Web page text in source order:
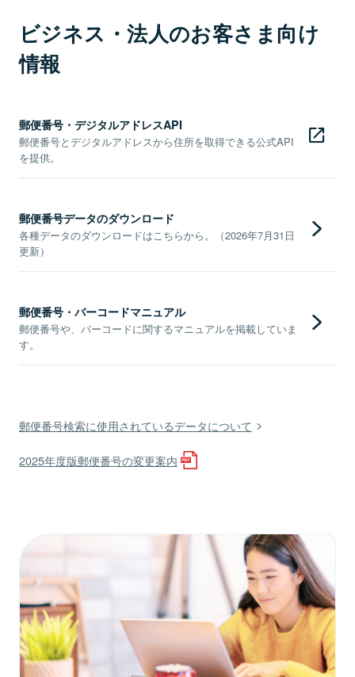
ビジネス・法人のお客さま向け
情報
郵便番号・デジタルアドレスAPI
郵便番号とデジタルアドレスから住所を取得できる公式API
を提供。
郵便番号データのダウンロード
各種データのダウンロードはこちらから。（2026年7月31日
更新）
郵便番号・バーコードマニュアル
郵便番号や、バーコードに関するマニュアルを掲載していま
す。
郵便番号検索に使用されているデータについて
2025年度版郵便番号の変更案内